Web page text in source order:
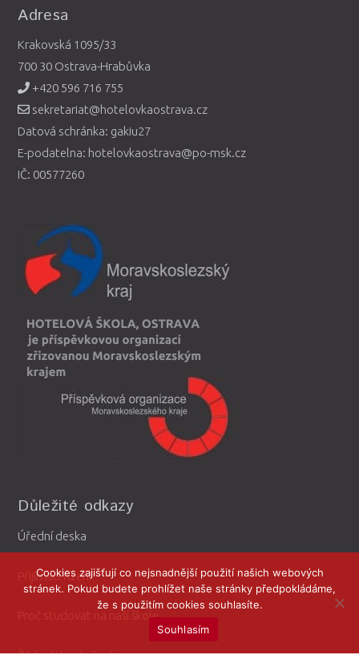
Adresa
Krakovská 1095/33
700 30 Ostrava-Hrabůvka
+420 596 716 755
sekretariat@hotelovkaostrava.cz
Datová schránka: gakiu27
E-podatelna: hotelovkaostrava@po-msk.cz
IČ: 00577260
Důležité odkazy
Úřední deska
Přijímací řízení
Proč studovat na naší škole
Žádosti ke stažení
Cookies zajišťují co nejsnadnější použití našich webových
stránek. Pokud budete prohlížet naše stránky předpokládáme,
že s použitím cookies souhlasíte.
Souhlasím